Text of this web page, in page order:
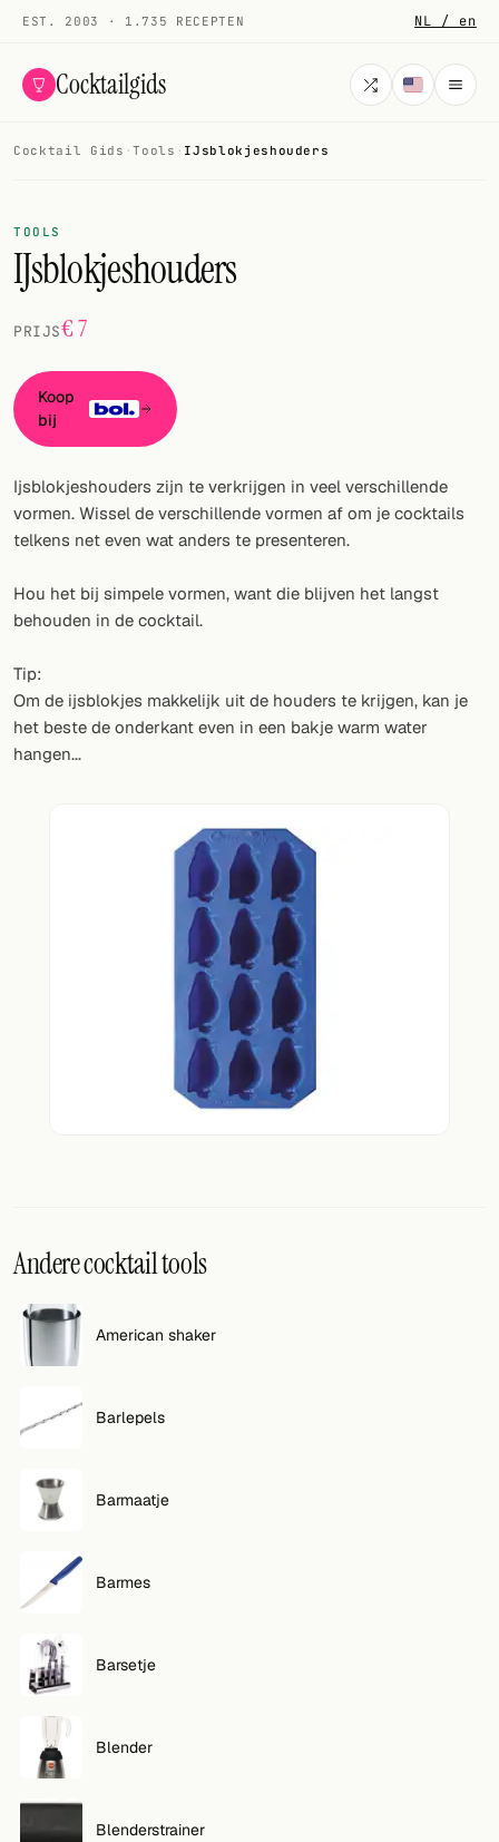
EST. 2003 · 1.735 RECEPTEN NL / en
Cocktailgids
COCKTAILS
Alle cocktails
Smoothies
Mijn drank
Willekeurig drankje
Tools
Cocktail glazen
Cocktail Gids ·Tools · IJsblokjeshouders
TOOLS
IJsblokjeshouders
PRIJS€ 7
Koop
bij
Ijsblokjeshouders zijn te verkrijgen in veel verschillende
vormen. Wissel de verschillende vormen af om je cocktails
telkens net even wat anders te presenteren.
Hou het bij simpele vormen, want die blijven het langst
behouden in de cocktail.
Tip:
Om de ijsblokjes makkelijk uit de houders te krijgen, kan je
het beste de onderkant even in een bakje warm water
hangen...
Andere cocktail tools
American shaker
Barlepels
Barmaatje
Barmes
Barsetje
Blender
Blenderstrainer